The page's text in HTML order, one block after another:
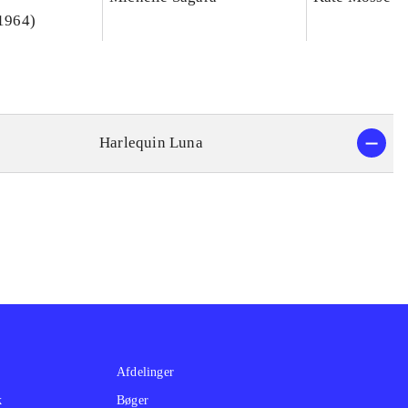
Harlequin Luna
Afdelinger
Bøger